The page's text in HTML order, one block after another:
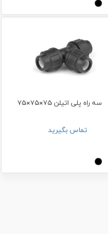
سه راه پلی اتیلن 75×75×75
تماس بگیرید